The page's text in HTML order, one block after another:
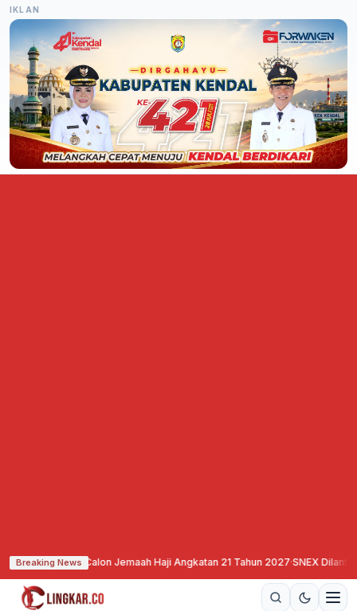
IKLAN
Breaking News
Calon Jemaah Haji Angkatan 21 Tahun 2027·SNEX Dilantik, Siap All Out